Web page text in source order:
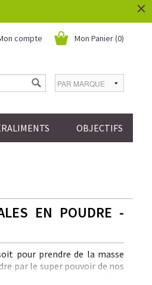
×
Mon Panier (0)
compte
OBJECTIFS
EN POUDRE -
pour prendre de la masse
par le super pouvoir de nos
notre collection alliant